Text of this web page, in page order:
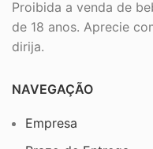
Proibida a venda de
de 18 anos. Aprecie
dirija.
NAVEGAÇÃO
Empresa